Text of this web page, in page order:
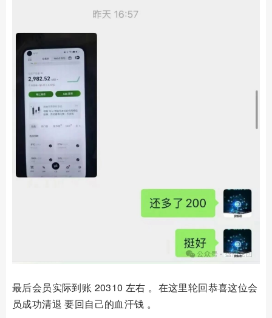
最后会员实际到账 20310 左右 。在这里轮回恭喜这位会
员成功清退 要回自己的血汗钱 。